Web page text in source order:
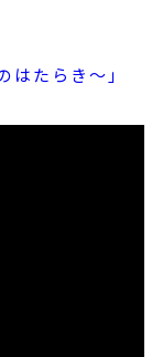
たらき～」